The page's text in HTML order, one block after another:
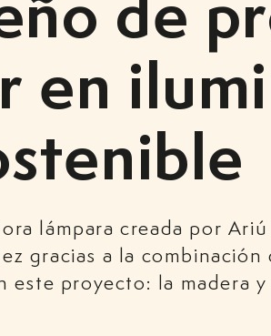
de
en
lámpara creada por Ariú
gracias a la combinación
este proyecto: la madera